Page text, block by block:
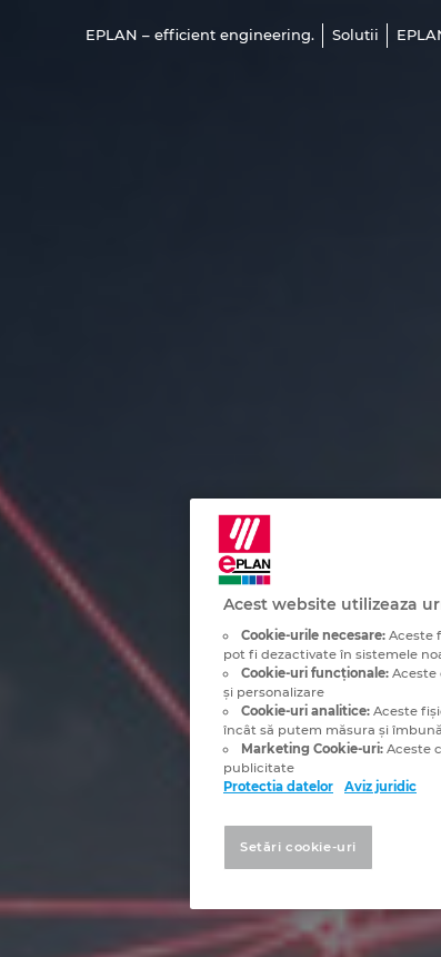
EPLAN – efficient engineering. Solutii
Acest website utilizeaza
Cookie-urile necesare: Aceste
pot fi dezactivate în sistemele
Cookie-uri funcționale: Aceste
și personalizare
Cookie-uri analitice: Aceste
încât să putem măsura și
Marketing Cookie-uri: Aceste
publicitate
Protectia datelor
Aviz juridic
Setări cookie-uri